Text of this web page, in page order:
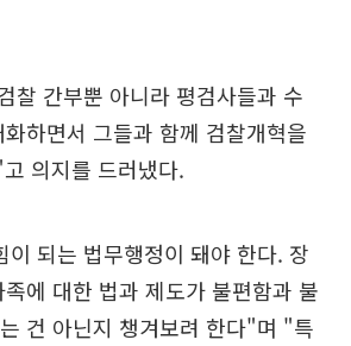
찰 간부뿐 아니라 평검사들과 수
하면서 그들과 함께 검찰개혁을
의지를 드러냈다.
이 되는 법무행정이 돼야 한다. 장
에 대한 법과 제도가 불편함과 불
건 아닌지 챙겨보려 한다"며 "특